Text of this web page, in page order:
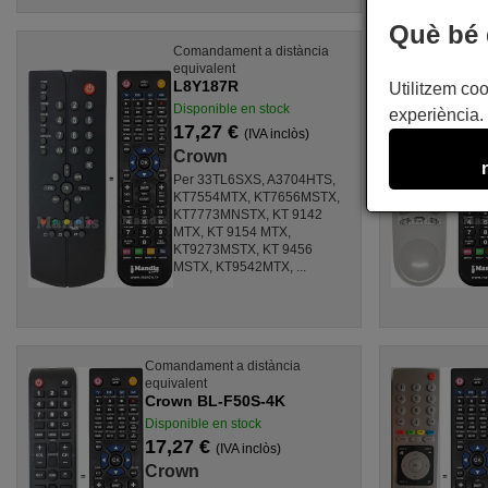
Comandament a distància
equivalent
L8Y187R
Disponible en stock
17,27 €(IVA inclòs)
Crown
Per 33TL6SXS, A3704HTS,
KT7554MTX, KT7656MSTX,
KT7773MNSTX, KT 9142
MTX, KT 9154 MTX,
KT9273MSTX, KT 9456
MSTX, KT9542MTX, ...
Comandament a distància
equivalent
Crown BL-F50S-4K
Disponible en stock
17,27 €(IVA inclòs)
Crown
Què
Utilitzem
experiència.